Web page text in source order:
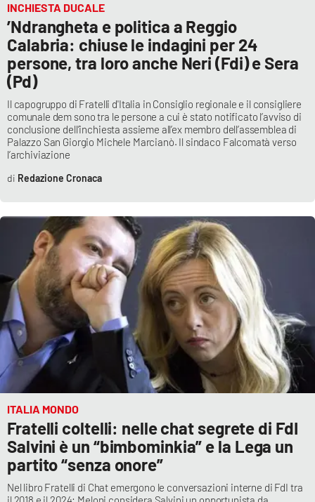
Lacapitalenews.it
Ilreggino.it
Cosenzachannel.it
Ilvibonese.it
Catanzarochannel.it
APP
Android
Apple
INCHIESTA DUCALE
’Ndrangheta e politica a Reggio
Calabria: chiuse le indagini per 24
persone, tra loro anche Neri (Fdi) e Sera
(Pd)
Il capogruppo di Fratelli d'Italia in Consiglio regionale e il consigliere
comunale dem sono tra le persone a cui è stato notificato l’avviso di
conclusione dell’inchiesta assieme all’ex membro dell’assemblea di
Palazzo San Giorgio Michele Marcianò. Il sindaco Falcomatà verso
l’archiviazione
Redazione Cronaca
ITALIA MONDO
Fratelli coltelli: nelle chat segrete di FdI
Salvini è un “bimbominkia” e la Lega un
partito “senza onore”
Nel libro Fratelli di Chat emergono le conversazioni interne di FdI tra